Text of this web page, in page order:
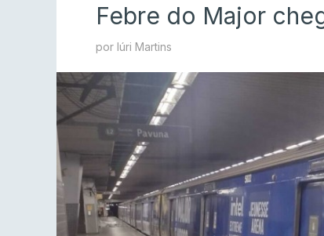
Febre do Major
por Iúri Martins